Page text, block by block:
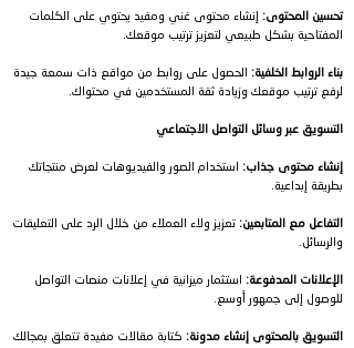
تحسين المحتوى: إنشاء محتوى غني ومفيد يحتوي على الكلمات
المفتاحية بشكل طبيعي لتعزيز ترتيب موقعك.
بناء الروابط الخلفية: الحصول على روابط من مواقع ذات سمعة جيدة
لرفع ترتيب موقعك وزيادة ثقة المستخدمين في محتواك.
التسويق عبر وسائل التواصل الاجتماعي
إنشاء محتوى جذاب:
استخدام الصور والفيديوهات لعرض منتجاتك
بطريقة إبداعية.
التفاعل مع المتابعين: تعزيز ولاء العملاء من خلال الرد على التعليقات
والرسائل.
الإعلانات المدفوعة: استثمار ميزانية في إعلانات منصات التواصل
للوصول إلى جمهور أوسع.
التسويق بالمحتوى إنشاء مدونة: كتابة مقالات مفيدة تتعلق بمجالك